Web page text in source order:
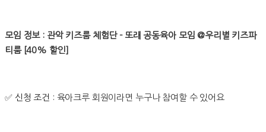
모임 정보 : 관악 키즈룸 체험단 - 또래 공동육아 모임 @우리별 키즈파
티룸 [40% 할인]
✅ 신청 조건 : 육아크루 회원이라면 누구나 참여할 수 있어요